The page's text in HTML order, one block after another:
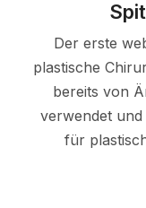
Der erste
plastische
bereits von
verwendet
für